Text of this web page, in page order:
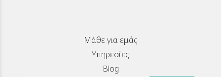
Μάθε για εμάς
Υπηρεσίες
Blog